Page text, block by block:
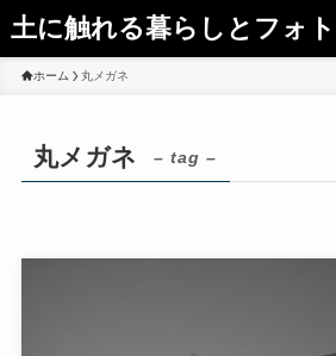
土に触れる暮らしとフォト
ホーム 丸メガネ
丸メガネ – tag –